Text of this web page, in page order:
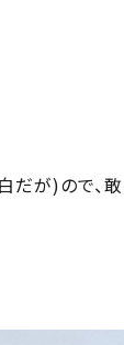
だが)ので